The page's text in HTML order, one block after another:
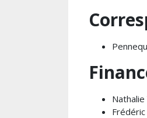
Nathalie
Frédéric